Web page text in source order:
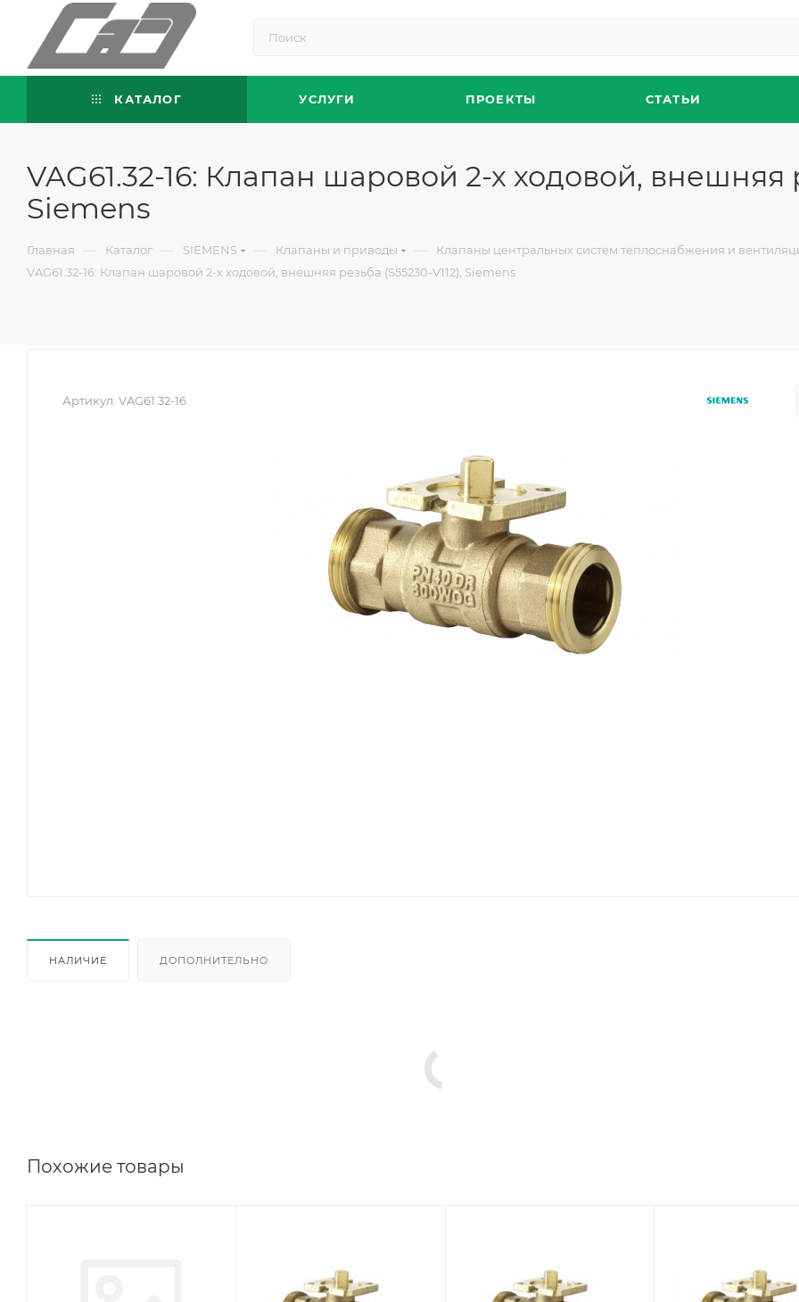
КАТАЛОГ УСЛУГИ ПРОЕКТЫ СТАТЬИ
VAG61.32-16: Клапан шаровой 2-х ходовой, внешняя
Siemens
Главная — Каталог — SIEMENS — Клапаны и приводы — Клапаны центральных систем теплоснабжения и
VAG61.32-16: Клапан шаровой 2-х ходовой, внешняя резьба (S55230-V112), Siemens
Артикул: VAG61.32-16
НАЛИЧИЕ ДОПОЛНИТЕЛЬНО
Похожие товары